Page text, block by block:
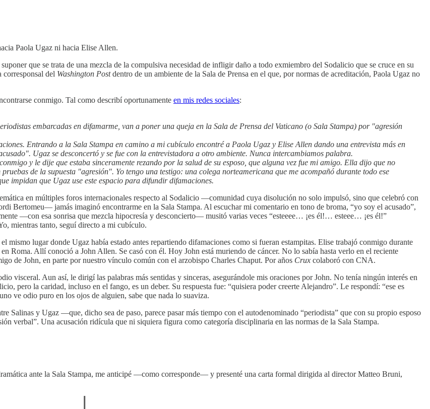
Paola Ugaz ni hacia Elise Allen.
que se trata de una mezcla de la compulsiva necesidad de infligir daño a todo exmiembro del Sodalicio que se cruce en su
corresponsal del Washington Postdentro de un ambiente de la Sala de Prensa en el que, por normas de acreditación, Paola Ugaz no
conmigo. Tal como describí oportunamente en mis redes sociales:
embarcadas en difamarme, van a poner una queja en la Sala de Prensa del Vaticano (o Sala Stampa) por "agresión
Entrando a la Sala Stampa en camino a mi cubículo encontré a Paola Ugaz y Elise Allen dando una entrevista más en
Ugaz se desconcertó y se fue con la entrevistadora a otro ambiente. Nunca intercambiamos palabra.
y le dije que estaba sinceramente rezando por la salud de su esposo, que alguna vez fue mi amigo. Ella dijo que no
de la supuesta "agresión". Yo tengo una testigo: una colega norteamericana que me acompañó durante todo ese
impidan que Ugaz use este espacio para difundir difamaciones.
en múltiples foros internacionales respecto al Sodalicio —comunidad cuya disolución no solo impulsó, sino que celebró con
Bertomeu— jamás imaginó encontrarme en la Sala Stampa. Al escuchar mi comentario en tono de broma, “yo soy el acusado”,
—con esa sonrisa que mezcla hipocresía y desconcierto— musitó varias veces “esteeee… ¡es él!… esteee… ¡es él!”
mientras tanto, seguí directo a mi cubículo.
lugar donde Ugaz había estado antes repartiendo difamaciones como si fueran estampitas. Elise trabajó conmigo durante
Roma. Allí conoció a John Allen. Se casó con él. Hoy John está muriendo de cáncer. No lo sabía hasta verlo en el reciente
de John, en parte por nuestro vínculo común con el arzobispo Charles Chaput. Por años Crux colaboró con CNA.
visceral. Aun así, le dirigí las palabras más sentidas y sinceras, asegurándole mis oraciones por John. No tenía ningún interés en
pero la caridad, incluso en el fango, es un deber. Su respuesta fue: “quisiera poder creerte Alejandro”. Le respondí: “ese es
ve odio puro en los ojos de alguien, sabe que nada lo suaviza.
Salinas y Ugaz —que, dicho sea de paso, parece pasar más tiempo con el autodenominado “periodista” que con su propio esposo
verbal”. Una acusación ridícula que ni siquiera figura como categoría disciplinaria en las normas de la Sala Stampa.
ante la Sala Stampa, me anticipé —como corresponde— y presenté una carta formal dirigida al director Matteo Bruni,